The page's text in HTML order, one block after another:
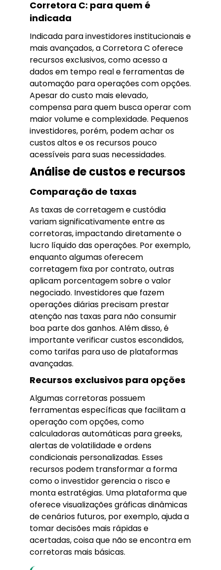
Corretora C: para quem é
indicada
Indicada para investidores institucionais e
mais avançados, a Corretora C oferece
recursos exclusivos, como acesso a
dados em tempo real e ferramentas de
automação para operações com opções.
Apesar do custo mais elevado,
compensa para quem busca operar com
maior volume e complexidade. Pequenos
investidores, porém, podem achar os
custos altos e os recursos pouco
acessíveis para suas necessidades.
Análise de custos e recursos
Comparação de taxas
As taxas de corretagem e custódia
variam significativamente entre as
corretoras, impactando diretamente o
lucro líquido das operações. Por exemplo,
enquanto algumas oferecem
corretagem fixa por contrato, outras
aplicam porcentagem sobre o valor
negociado. Investidores que fazem
operações diárias precisam prestar
atenção nas taxas para não consumir
boa parte dos ganhos. Além disso, é
importante verificar custos escondidos,
como tarifas para uso de plataformas
avançadas.
Recursos exclusivos para opções
Algumas corretoras possuem
ferramentas específicas que facilitam a
operação com opções, como
calculadoras automáticas para greeks,
alertas de volatilidade e ordens
condicionais personalizadas. Esses
recursos podem transformar a forma
como o investidor gerencia o risco e
monta estratégias. Uma plataforma que
oferece visualizações gráficas dinâmicas
de cenários futuros, por exemplo, ajuda a
tomar decisões mais rápidas e
acertadas, coisa que não se encontra em
corretoras mais básicas.